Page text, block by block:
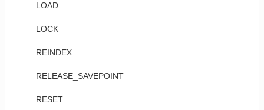
LOAD
LOCK
REINDEX
RELEASE_SAVEPOINT
RESET